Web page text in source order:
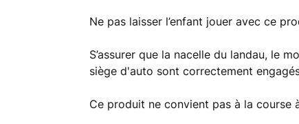
Ne pas laisser l’enfant jouer avec ce
S’assurer que la nacelle du landau, le
siège d'auto sont correctement
Ce produit ne convient pas à la course